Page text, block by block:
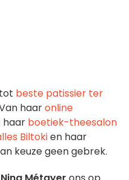
beste patissier ter
haaronline
haar boetiek-theesalon
Biltokien haar
keuze geen gebrek.